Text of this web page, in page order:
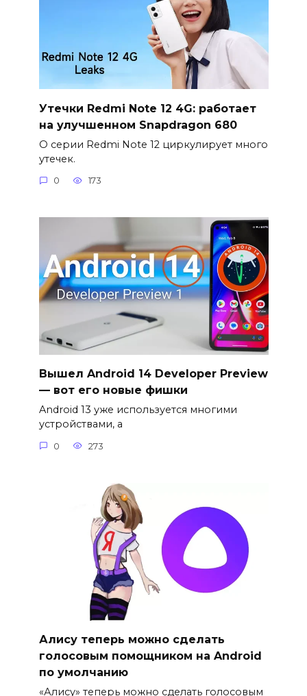
Утечки Redmi Note 12 4G: работает
на улучшенном Snapdragon 680
О серии Redmi Note 12 циркулирует много
утечек.
0 173
Вышел Android 14 Developer Preview
— вот его новые фишки
Android 13 уже используется многими
устройствами, а
0 273
Алису теперь можно сделать
голосовым помощником на Android
по умолчанию
«Алису» теперь можно сделать голосовым